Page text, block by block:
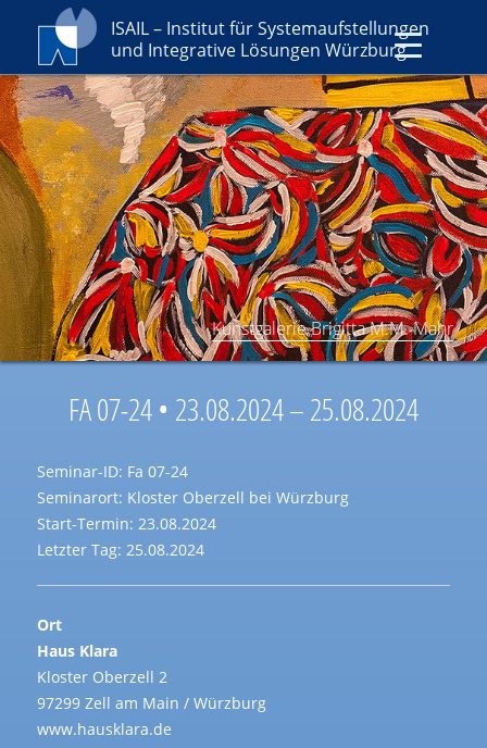
ISAIL – Institut für Systemaufstellungen
und Integrative Lösungen Würzburg
Kunstgalerie Brigitta M.M. Mahr
FA 07-24 • 23.08.2024 – 25.08.2024
Seminar-ID: Fa 07-24
Seminarort: Kloster Oberzell bei Würzburg
Start-Termin: 23.08.2024
Letzter Tag: 25.08.2024
Ort
Haus Klara
Kloster Oberzell 2
97299 Zell am Main / Würzburg
www.hausklara.de